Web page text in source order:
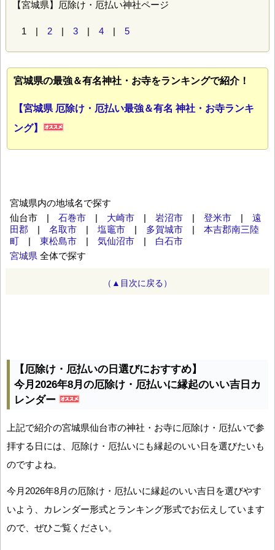
【宮城県】厄除け・厄払い神社ページ
1 | 2 | 3 | 4 | 5
宮城県の最強＆有名神社・お寺をランキングで紹介！
【宮城県 厄除け・厄払い最強＆有名 神社・お寺ランキ
ング】
宮城県内の地域名で探す
仙台市 | 石巻市 | 大崎市 | 岩沼市 | 登米市 | 遠
田郡 | 名取市 | 塩竈市 | 多賀城市 | 本吉郡南三陸
町 | 東松島市 | 気仙沼市 | 白石市
宮城県 全体で探す
（▲目次に戻る）
【厄除け・厄払いの日選びにおすすめ】
今月2026年8月の厄除け・厄払いに縁起のいい吉日カ
レンダー
上記で紹介の宮城県仙台市の神社・お寺に厄除け・厄払いで参
拝する日には、厄除け・厄払いにも縁起のいい日を選びたいも
のですよね。
今月2026年8月の厄除け・厄払いに縁起のいい吉日を選びやす
いよう、カレンダー形式とランキング形式でお伝えしています
ので、ぜひご覧ください。